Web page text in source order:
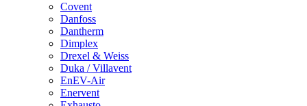
Covent
Danfoss
Dantherm
Dimplex
Drexel & Weiss
Duka / Villavent
EnEV-Air
Enervent